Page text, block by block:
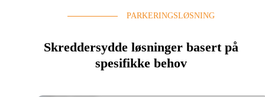
PARKERINGSLØSNING
Skreddersydde løsninger basert på
spesifikke behov